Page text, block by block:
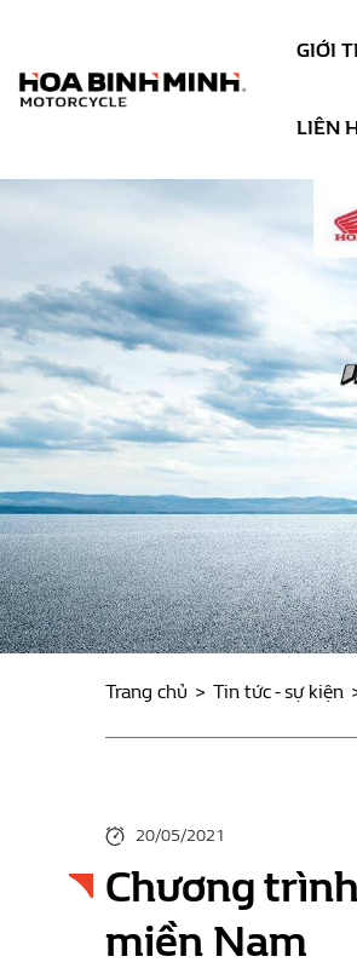
GIỚI
LIÊN
Trang chủ Tin tức - sự kiện
20/05/2021
Chương
miền Nam